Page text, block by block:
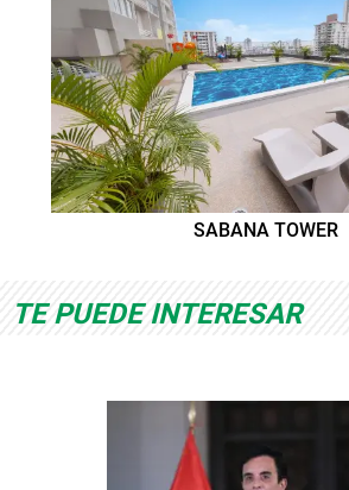
SABANA TOWER
TE PUEDE INTERESAR